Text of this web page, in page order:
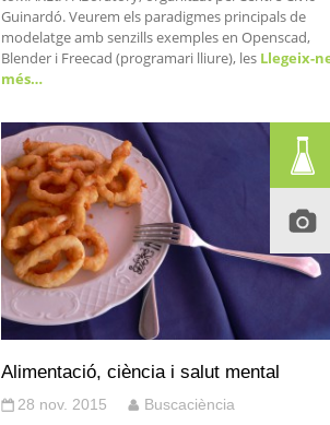
Guinardó. Veurem els paradigmes principals de
modelatge amb senzills exemples en Openscad,
Blender i Freecad (programari lliure), lesLlegeix-
més…
Alimentació, ciència i salut mental
28 nov. 2015 Buscaciència